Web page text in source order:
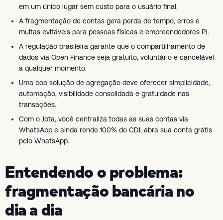
em um único lugar sem custo para o usuário final.
A fragmentação de contas gera perda de tempo, erros e
multas evitáveis para pessoas físicas e empreendedores PJ.
A regulação brasileira garante que o compartilhamento de
dados via Open Finance seja gratuito, voluntário e cancelável
a qualquer momento.
Uma boa solução de agregação deve oferecer simplicidade,
automação, visibilidade consolidada e gratuidade nas
transações.
Com o Jota, você centraliza todas as suas contas via
WhatsApp e ainda rende 100% do CDI; abra sua conta grátis
pelo WhatsApp.
Entendendo o problema:
fragmentação bancária no
dia a dia